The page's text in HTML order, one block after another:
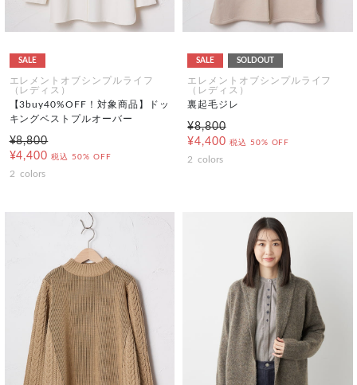
SALE
エレメントオブシンプルライフ
（レディス）
【3buy40%OFF！対象商品】ドッ
キングベストプルオーバー
¥8,800
¥4,400 税込 50% OFF
2 colors
SALE SOLDOUT
エレメントオブシンプルライフ
（レディス）
裏起毛ジレ
¥8,800
¥4,400 税込 50% OFF
2 colors